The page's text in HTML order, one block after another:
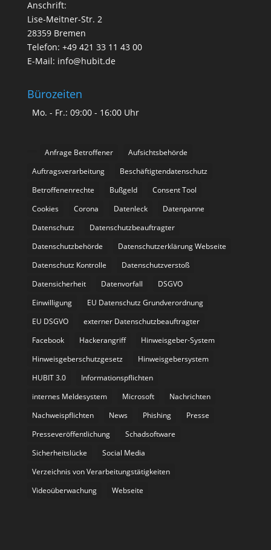
Anschrift:
Lise-Meitner-Str. 2
28359 Bremen
Telefon: +49 421 33 11 43 00
E-Mail: info@hubit.de
Bürozeiten
Mo. - Fr.: 09:00 - 16:00 Uhr
Anfrage Betroffener
Aufsichtsbehörde
Auftragsverarbeitung
Beschäftigtendatenschutz
Betroffenenrechte
Bußgeld
Consent Tool
Cookies
Corona Datenleck
Datenpanne
Datenschutz
Datenschutzbeauftragter
Datenschutzbehörde
Datenschutzerklärung Webseite
Datenschutz Kontrolle
Datenschutzverstoß
Datensicherheit
Datenvorfall
DSGVO
Einwilligung
EU Datenschutz Grundverordnung
EU DSGVO
externer Datenschutzbeauftragter
Facebook
Hackerangriff
Hinweisgeber-System
Hinweisgeberschutzgesetz
Hinweisgebersystem
HUBIT 3.0
Informationspflichten
internes Meldesystem
Microsoft
Nachrichten
Nachweispflichten
News Phishing
Presse
Presseveröffentlichung
Schadsoftware
Sicherheitslücke
Social Media
Verzeichnis von Verarbeitungstätigkeiten
Videoüberwachung
Webseite